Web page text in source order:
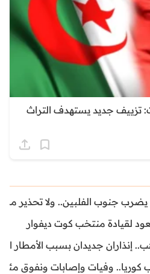
تزييف جديد يستهدف التراث
لقيادة منتخب كوت ديفوار
إنذاران جديدان بسبب الأمطار
وفيات وإصابات ونفوق مئات